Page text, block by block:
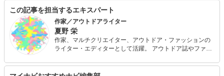
この記事を担当するエキスパート
作家／アウトドアライター
夏野 栄
作家、マルチクリエイター、アウトドア・ファッションの
ライター・エディターとして活躍。 アウトドア誌やファッ
シナリオを執筆。 アウトドアでは『キャンプチャリ』の制
作やキャンプ場プロデュースを手掛ける。またファッショ